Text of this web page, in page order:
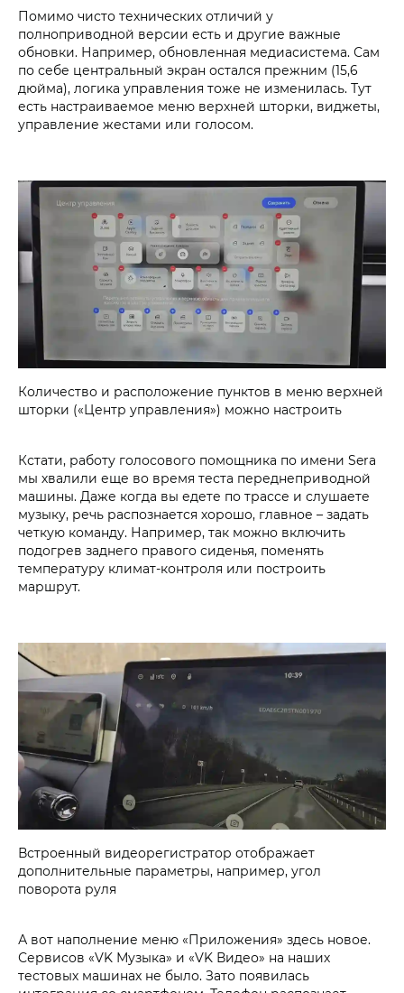
Помимо чисто технических отличий у
полноприводной версии есть и другие важные
обновки. Например, обновленная медиасистема. Сам
по себе центральный экран остался прежним (15,6
дюйма), логика управления тоже не изменилась. Тут
есть настраиваемое меню верхней шторки, виджеты,
управление жестами или голосом.
Количество и расположение пунктов в меню верхней
шторки («Центр управления») можно настроить
Кстати, работу голосового помощника по имени Sera
мы хвалили еще во время теста переднеприводной
машины. Даже когда вы едете по трассе и слушаете
музыку, речь распознается хорошо, главное – задать
четкую команду. Например, так можно включить
подогрев заднего правого сиденья, поменять
температуру климат-контроля или построить
маршрут.
Встроенный видеорегистратор отображает
дополнительные параметры, например, угол
поворота руля
А вот наполнение меню «Приложения» здесь новое.
Сервисов «VK Музыка» и «VK Видео» на наших
тестовых машинах не было. Зато появилась